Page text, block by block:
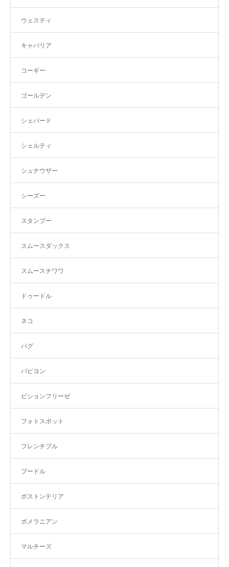
ウェスティ
キャバリア
コーギー
ゴールデン
シェパード
シェルティ
シュナウザー
シーズー
スタンプー
スムースダックス
スムースチワワ
ドゥードル
ネコ
パグ
パピヨン
ビションフリーゼ
フォトスポット
フレンチブル
プードル
ボストンテリア
ポメラニアン
マルチーズ